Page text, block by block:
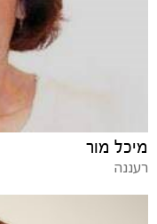
מיכל מור
רעננה